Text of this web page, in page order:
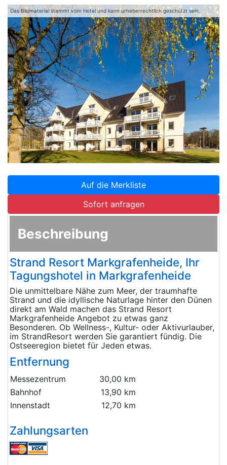
Das Bildmaterial stammt vom Hotel und kann urheberrechtlich geschützt sein.
Zurück
Auf die Merkliste
Sofort anfragen
Beschreibung
Strand Resort Markgrafenheide, Ihr
Tagungshotel in Markgrafenheide
Die unmittelbare Nähe zum Meer, der traumhafte
Strand und die idyllische Naturlage hinter den Dünen
direkt am Wald machen das Strand Resort
Markgrafenheide Angebot zu etwas ganz
Besonderen. Ob Wellness-, Kultur- oder Aktivurlauber,
im StrandResort werden Sie garantiert fündig. Die
Ostseeregion bietet für Jeden etwas.
Entfernung
Messezentrum
30,00 km
Bahnhof
13,90 km
Innenstadt
12,70 km
Zahlungsarten